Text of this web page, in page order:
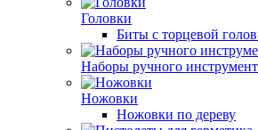
Головки
Биты с торцевой
Наборы ручного
Ножовки
Ножовки по дереву